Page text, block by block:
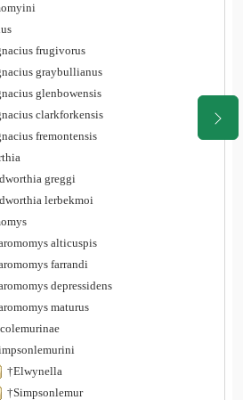
frugivorus
graybullianus
glenbowensis
clarkforkensis
fremontensis
greggi
lerbekmoi
alticuspis
farrandi
depressidens
maturus
†Elwynella
†Simpsonlemur